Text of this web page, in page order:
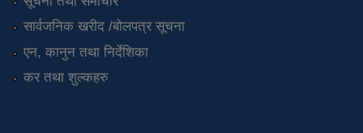
सार्वजनिक खरीद /बोलपत्र सूचना
एन, कानुन तथा निर्देशिका
कर तथा शुल्कहरु